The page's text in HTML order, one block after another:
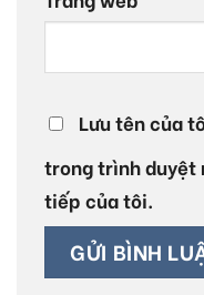
Lưu tên của
trong trình duyệt
tiếp của tôi.